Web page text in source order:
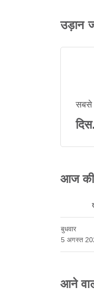
उड़ान
सबसे
दिस.
आज
बुधवार
5 अगस्त
आने